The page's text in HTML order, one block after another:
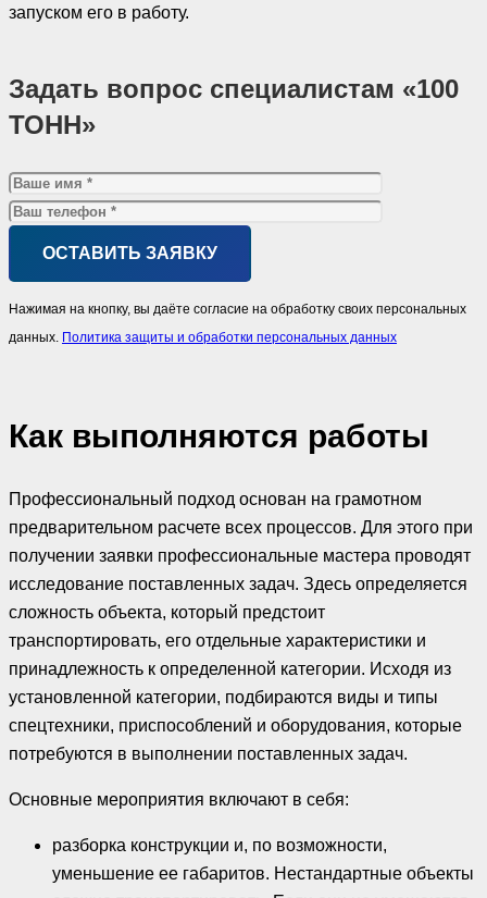
запуском его в работу.
Задать вопрос специалистам «100
ТОНН»
Нажимая на кнопку, вы даёте согласие на обработку своих персональных
данных. Политика защиты и обработки персональных данных
Как выполняются работы
Профессиональный подход основан на грамотном
предварительном расчете всех процессов. Для этого при
получении заявки профессиональные мастера проводят
исследование поставленных задач. Здесь определяется
сложность объекта, который предстоит
транспортировать, его отдельные характеристики и
принадлежность к определенной категории. Исходя из
установленной категории, подбираются виды и типы
спецтехники, приспособлений и оборудования, которые
потребуются в выполнении поставленных задач.
Основные мероприятия включают в себя:
разборка конструкции и, по возможности,
уменьшение ее габаритов. Нестандартные объекты